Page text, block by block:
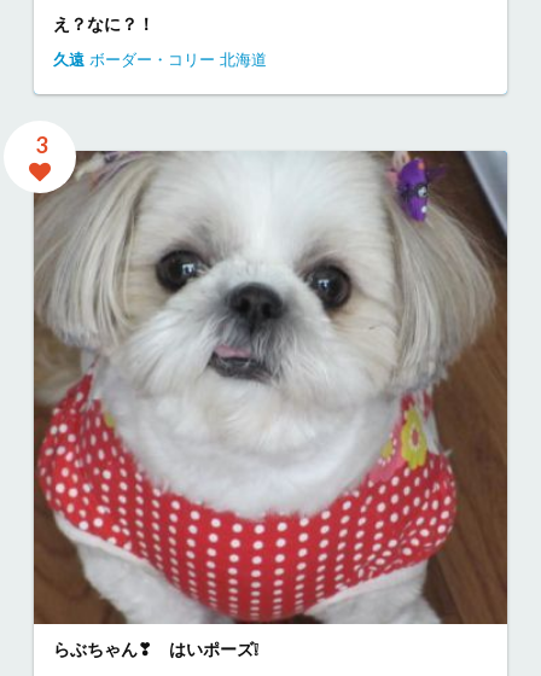
え？なに？！
久遠 ボーダー・コリー 北海道
3
らぶちゃん❣ はいポーズ❕